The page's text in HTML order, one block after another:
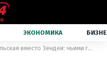
ЭКОНОМИКА
Оля Цибульская вместо Зендеи: чьими голосами заговорят в "Космическом джеме: Новые легенды"